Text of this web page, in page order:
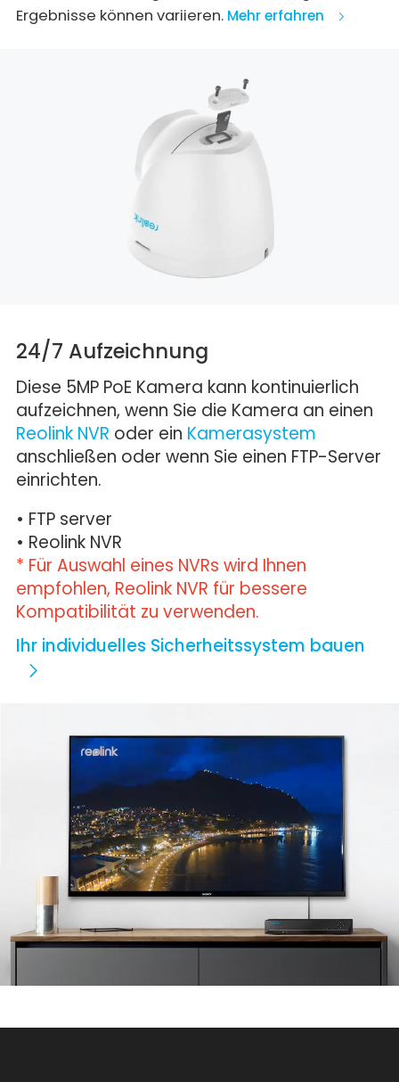
Ergebnisse können variieren. Mehr erfahren
24/7 Aufzeichnung
Diese 5MP PoE Kamera kann kontinuierlich
aufzeichnen, wenn Sie die Kamera an einen
Reolink NVR oder ein Kamerasystem
anschließen oder wenn Sie einen FTP-Server
einrichten.
• FTP server
• Reolink NVR
* Für Auswahl eines NVRs wird Ihnen
empfohlen, Reolink NVR für bessere
Kompatibilität zu verwenden.
Ihr individuelles Sicherheitssystem bauen